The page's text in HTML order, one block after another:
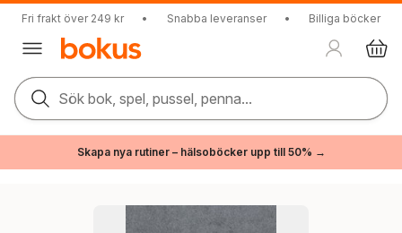
Fri frakt över 249 kr • Snabba leveranser • Billiga böcker
Sök bok, spel, pussel, penna...
Skapa nya rutiner – hälsoböcker upp till 50% →